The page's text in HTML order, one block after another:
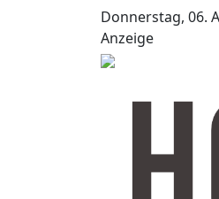
Donnerstag, 06.
Anzeige